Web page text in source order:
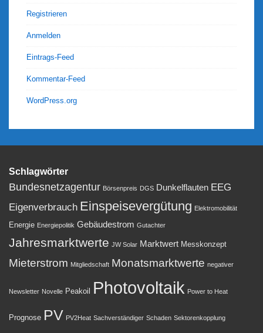
Registrieren
Anmelden
Eintrags-Feed
Kommentar-Feed
WordPress.org
Schlagwörter
Bundesnetzagentur Börsenpreis DGS Dunkelflauten EEG
Eigenverbrauch Einspeisevergütung Elektromobilität
Energie Energiepolitik Gebäudestrom Gutachter
Jahresmarktwerte JW Solar Marktwert Messkonzept
Mieterstrom Mitgliedschaft Monatsmarktwerte negativer
Newsletter Novelle Peakoil Photovoltaik Power to Heat
Prognose PV PV2Heat Sachverständiger Schaden Sektorenkopplung